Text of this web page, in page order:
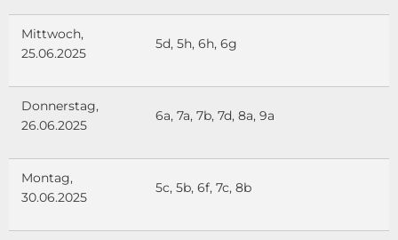
Mittwoch,
25.06.2025
5d, 5h, 6h, 6g
Donnerstag,
26.06.2025
6a, 7a, 7b, 7d, 8a, 9a
Montag,
30.06.2025
5c, 5b, 6f, 7c, 8b